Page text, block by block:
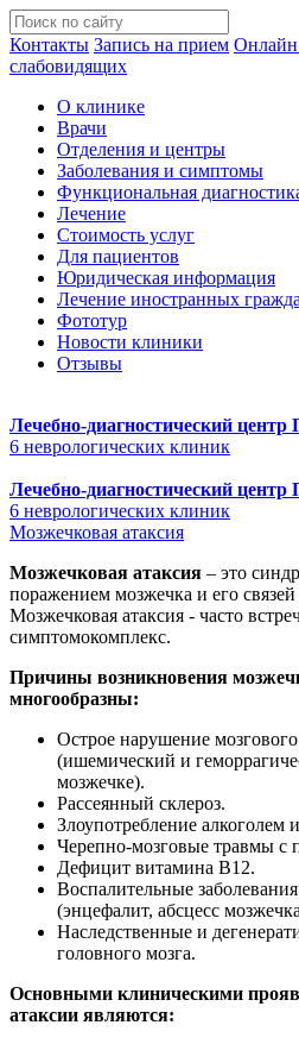
Контакты Запись на прием Онлайн
слабовидящих
О клинике
Врачи
Отделения и центры
Заболевания и симптомы
Функциональная
Лечение
Стоимость услуг
Для пациентов
Юридическая информация
Лечение иностранных
Фототур
Новости клиники
Отзывы
Лечебно-диагностический центр
6 неврологических клиник
Лечебно-диагностический центр
6 неврологических клиник
Мозжечковая атаксия
Мозжечковая атаксия – это
поражением мозжечка и его связей
Мозжечковая атаксия - часто
симптомокомплекс.
Причины возникновения
многообразны:
Острое нарушение
(ишемический и
мозжечке).
Рассеянный склероз.
Злоупотребление алкоголем
Черепно-мозговые травмы с
Дефицит витамина В12.
Воспалительные
(энцефалит, абсцесс
Наследственные и
головного мозга.
Основными клиническими
атаксии являются: